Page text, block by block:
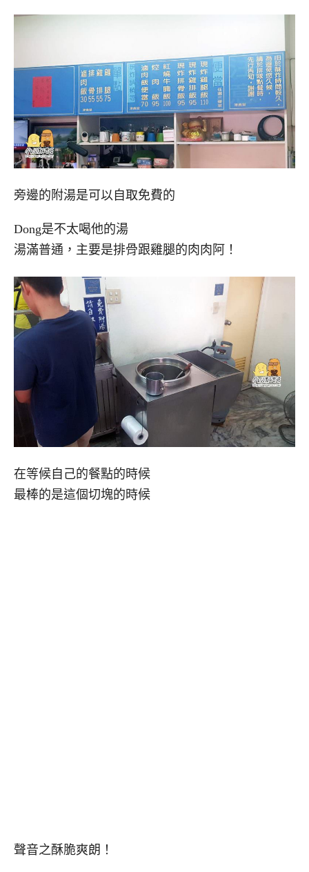
旁邊的附湯是可以自取免費的
Dong是不太喝他的湯
湯滿普通，主要是排骨跟雞腿的肉肉阿！
在等候自己的餐點的時候
最棒的是這個切塊的時候
聲音之酥脆爽朗！